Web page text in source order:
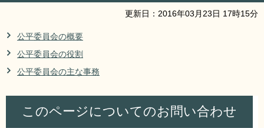
計画・政策
リンク集 利用ガイド
更新日： 2016年03 月 23日 17時15分
公平委員会の概要
公平委員会の役割
公平委員会の主な事務
このページについてのお問い合わせ